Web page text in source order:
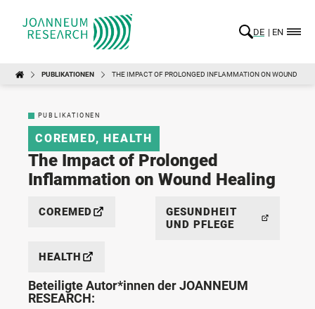
DE EN
PUBLIKATIONEN THE IMPACT OF PROLONGED INFLAMMATION ON WOUND
PUBLIKATIONEN
COREMED,HEALTH
The Impact of Prolonged
Inflammation on Wound Healing
COREMED
HEALTH
GESUNDHEIT
UND PFLEGE
Beteiligte Autor*innen der JOANNEUM
RESEARCH: